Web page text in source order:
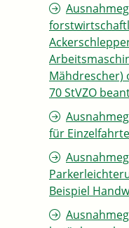
Mähdrescher)
70 StVZO
für
Beispiel